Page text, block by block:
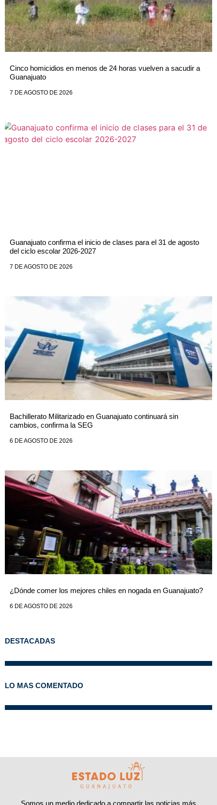
Cinco homicidios en menos de 24 horas vuelven a sacudir a
Guanajuato
7 DE AGOSTO DE 2026
Guanajuato confirma el inicio de clases para el 31 de agosto
del ciclo escolar 2026-2027
7 DE AGOSTO DE 2026
Bachillerato Militarizado en Guanajuato continuará sin
cambios, confirma la SEG
6 DE AGOSTO DE 2026
¿Dónde comer los mejores chiles en nogada en Guanajuato?
6 DE AGOSTO DE 2026
DESTACADAS
LO MAS COMENTADO
Somos un medio dedicado a compartir las noticias más